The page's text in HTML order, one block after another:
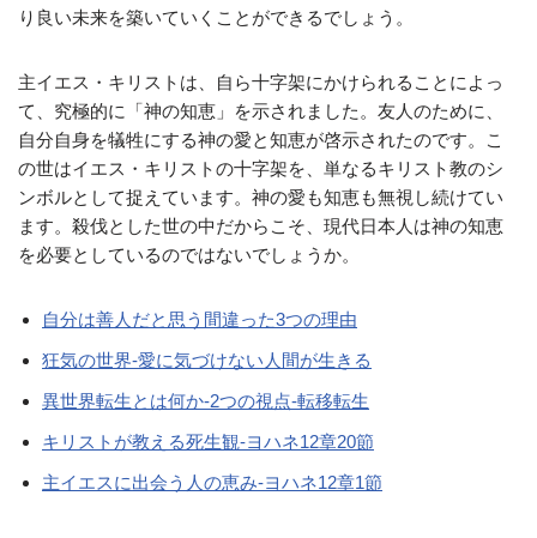
り良い未来を築いていくことができるでしょう。
主イエス・キリストは、自ら十字架にかけられることによっ
て、究極的に「神の知恵」を示されました。友人のために、
自分自身を犠牲にする神の愛と知恵が啓示されたのです。こ
の世はイエス・キリストの十字架を、単なるキリスト教のシ
ンボルとして捉えています。神の愛も知恵も無視し続けてい
ます。殺伐とした世の中だからこそ、現代日本人は神の知恵
を必要としているのではないでしょうか。
自分は善人だと思う間違った3つの理由
狂気の世界-愛に気づけない人間が生きる
異世界転生とは何か-2つの視点-転移転生
キリストが教える死生観-ヨハネ12章20節
主イエスに出会う人の恵み-ヨハネ12章1節